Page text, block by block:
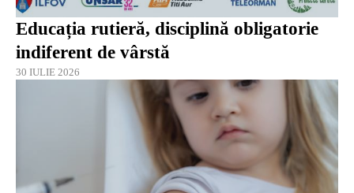
Educația rutieră, disciplină obligatorie
indiferent de vârstă
30 IULIE 2026